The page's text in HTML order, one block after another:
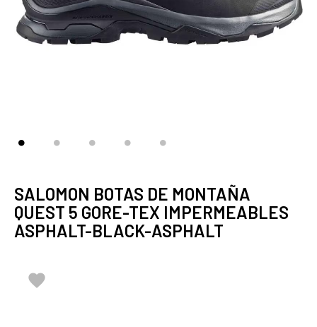
SALOMON BOTAS DE MONTAÑA
QUEST 5 GORE-TEX IMPERMEABLES
ASPHALT-BLACK-ASPHALT
